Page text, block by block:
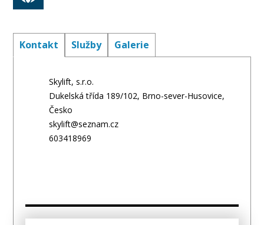
Kontakt Služby Galerie
Skylift, s.r.o.
Dukelská třída 189/102, Brno-sever-Husovice,
Česko
skylift@seznam.cz
603418969